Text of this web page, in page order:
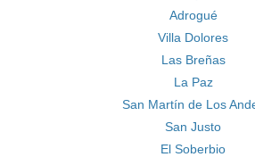
Adrogué
Villa Dolores
Las Breñas
La Paz
San Martín de Los
San Justo
El Soberbio